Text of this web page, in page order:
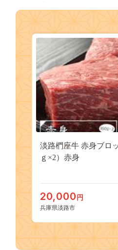
淡路椚座牛 赤身ブロ
ｇ×2）赤身
20,000 円
兵庫県淡路市